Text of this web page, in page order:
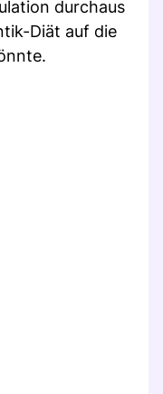
durchaus
Diät auf die